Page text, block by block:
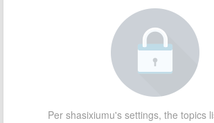
Per shasixiumu's settings, the topics